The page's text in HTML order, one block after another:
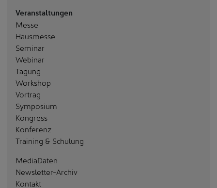
Veranstaltungen
Messe
Hausmesse
Seminar
Webinar
Tagung
Workshop
Vortrag
Symposium
Kongress
Konferenz
Training & Schulung
MediaDaten
Newsletter-Archiv
Kontakt